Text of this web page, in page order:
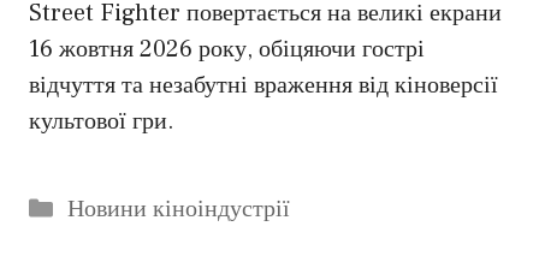
Street Fighter повертається на великі екрани
16 жовтня 2026 року, обіцяючи гострі
відчуття та незабутні враження від кіноверсії
культової гри.
Категорії
Новини кіноіндустрії